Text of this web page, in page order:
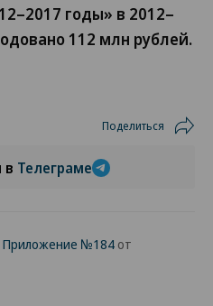
годы» в 2012–
112 млн рублей.
Поделиться
в Телеграме
Приложение №184 от